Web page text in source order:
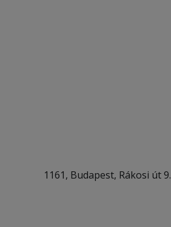
1161, Budapest, Rákosi út 9.